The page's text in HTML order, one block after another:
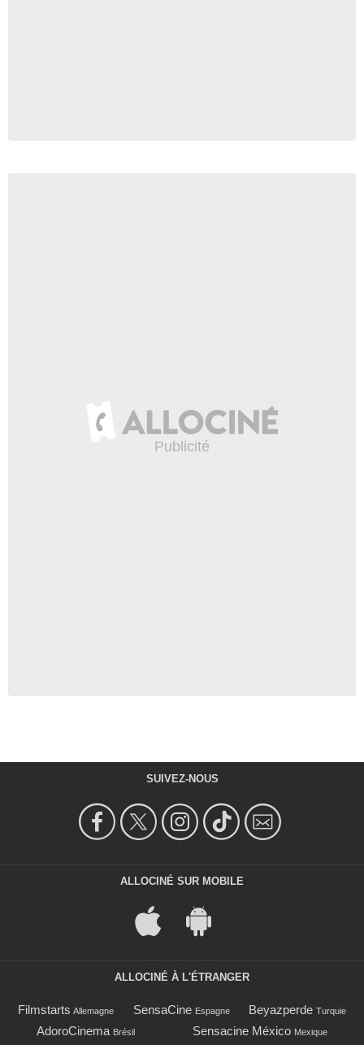
SUIVEZ-NOUS
ALLOCINÉ SUR MOBILE
ALLOCINÉ À L'ÉTRANGER
Filmstarts Allemagne SensaCine Espagne Beyazperde Turquie
AdoroCinema Brésil Sensacine México Mexique